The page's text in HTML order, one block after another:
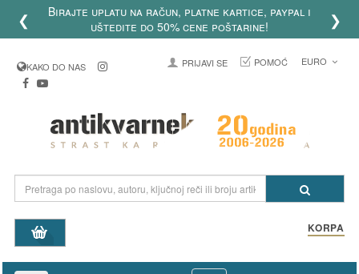
❮
Birajte uplatu na račun, platne kartice, paypal i
uštedite do 50% cene poštarine!
❯
KAKO DO NAS PRIJAVI SE POMOĆ EURO
KORPA